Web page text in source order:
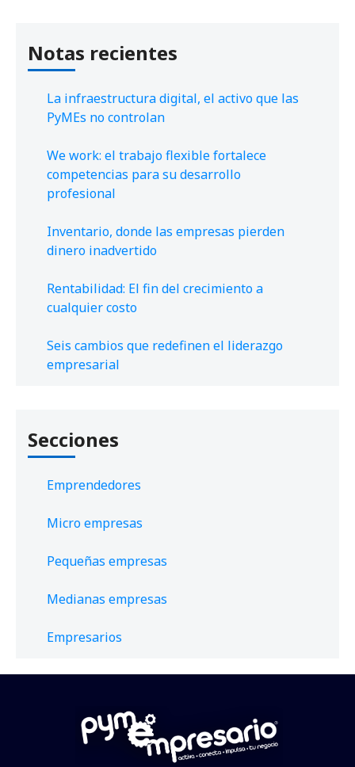
Notas recientes
La infraestructura digital, el activo que las
PyMEs no controlan
We work: el trabajo flexible fortalece
competencias para su desarrollo
profesional
Inventario, donde las empresas pierden
dinero inadvertido
Rentabilidad: El fin del crecimiento a
cualquier costo
Seis cambios que redefinen el liderazgo
empresarial
Secciones
Emprendedores
Micro empresas
Pequeñas empresas
Medianas empresas
Empresarios